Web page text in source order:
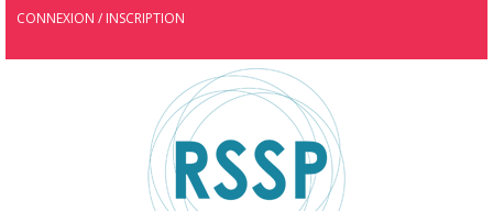
CONNEXION / INSCRIPTION